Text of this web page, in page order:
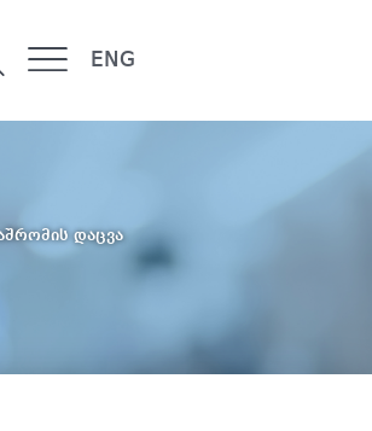
ENG
დაცვა